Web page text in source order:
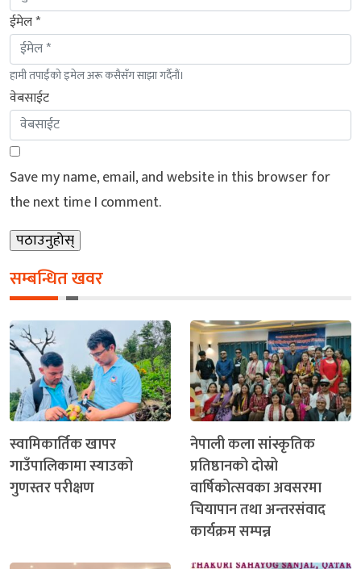
ईमेल *
हामी तपाईंको इमेल अरू कसैसँग साझा गर्दैनौं।
वेबसाईट
Save my name, email, and website in this browser for
the next time I comment.
सम्बन्धित खवर
स्वामिकार्तिक खापर
गाउँपालिकामा स्याउको
गुणस्तर परीक्षण
नेपाली कला सांस्कृतिक
प्रतिष्ठानको दोस्रो
वार्षिकोत्सवका अवसरमा
चियापान तथा अन्तरसंवाद
कार्यक्रम सम्पन्न